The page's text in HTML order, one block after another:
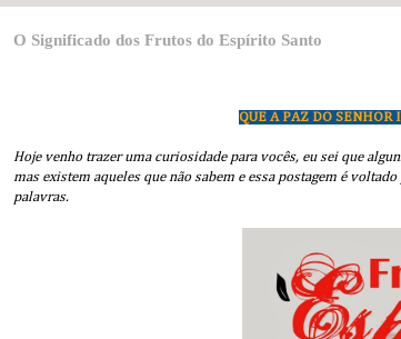
O Significado dos Frutos do Espírito Santo
QUE A PAZ DO SENHOR
Hoje venho trazer uma curiosidade para vocês, eu sei que
mas existem aqueles que não sabem e essa postagem é
palavras.